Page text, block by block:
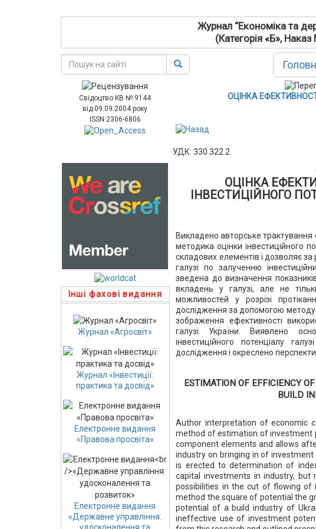
Журнал “Економіка та
(Категорія «Б»,
Свідоцтво КВ № 9144
від 09.09.2004 року
ISSN 2306-6806
Інші фахові видання
Журнал «Агросвіт»
Журнал «Інвестиції:
практика та досвід»
Електронне видання
«Правова просвіта»
Електронне видання
«Державне управління:
ОЦІНКА
УДК: 330.322.2
ОЦІНКА
ІНВЕСТИЦІЙНОГО
Викладено авторське трактування
методика оцінки інвестиційного
складових елементів і дозволяє
галузі по залученню
зведена до визначення
вкладень у галузі, але не
можливостей у розрізі
дослідження за допомогою методу
зображення ефективності
галузі України. Виявлено
інвестиційного потенціалу
дослідження і окреслено
ESTIMATION OF EFFICIENCY
BUILD
Author interpretation of economic
method of estimation of investment
component elements and allows
industry on bringing in of
is erected to determination of
capital investments in industry,
possibilities in the cut of flowing of
method the square of potential the
potential of a build industry of
ineffective use of investment